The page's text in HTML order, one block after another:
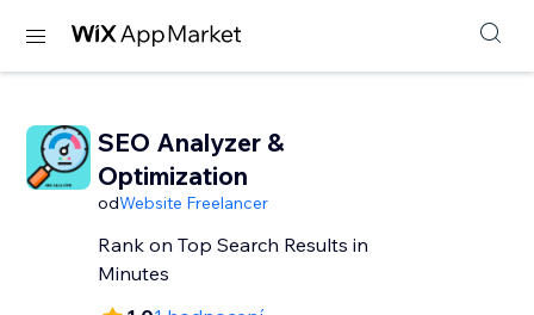
SEO Analyzer &
Optimization
odWebsite Freelancer
Rank on Top Search Results in
Minutes